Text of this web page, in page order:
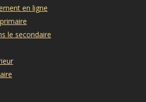
en ligne
le secondaire